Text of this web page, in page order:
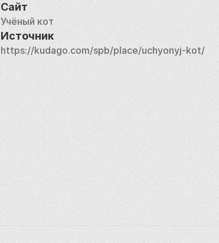
Сайт
Учёный кот
Источник
https://kudago.com/spb/place/uchyonyj-kot/